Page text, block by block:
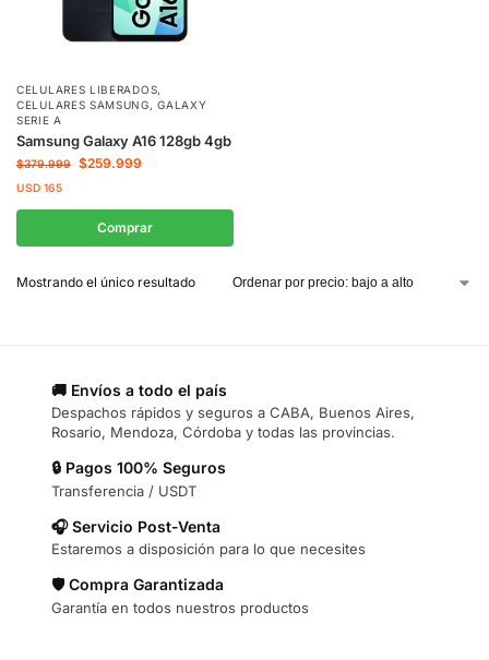
CELULARES LIBERADOS,
CELULARES SAMSUNG,GALAXY
SERIE A
Samsung Galaxy A16 128gb 4gb
$379.999 $259.999
USD 165
Comprar
Mostrando el único resultado
🚚 Envíos a todo el país
Despachos rápidos y seguros a CABA, Buenos Aires,
Rosario, Mendoza, Córdoba y todas las provincias.
🔒 Pagos 100% Seguros
Transferencia / USDT
🎧 Servicio Post-Venta
Estaremos a disposición para lo que necesites
🛡️ Compra Garantizada
Garantía en todos nuestros productos